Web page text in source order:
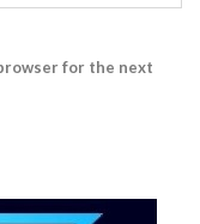
for the next